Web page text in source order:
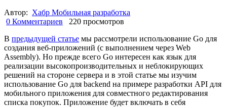
Автор: Хабр Мобильная разработка
0 Комментариев
220 просмотров
В предыдущей статье мы рассмотрели использование Go для
создания веб-приложений (с выполнением через Web
Assembly). Но прежде всего Go интересен как язык для
реализации высокопроизводительных и неблокирующих
решений на стороне сервера и в этой статье мы изучим
использование Go для backend на примере разработки API для
мобильного приложения для совместного редактирования
списка покупок. Приложение будет включать в себя